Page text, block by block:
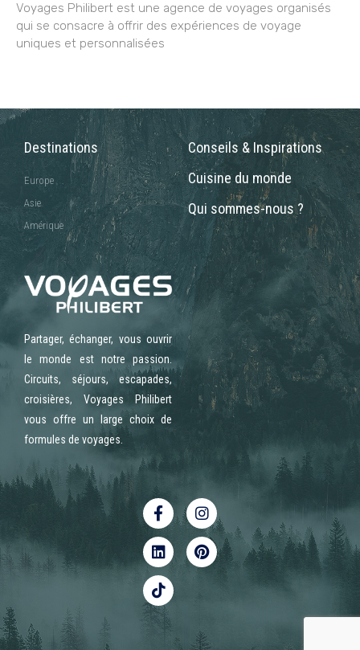
Voyages Philibert est une agence de voyages organisés
qui se consacre à offrir des expériences de voyage
uniques et personnalisées
Destinations
Europe
Asie
Amérique
Conseils & Inspirations
Cuisine du monde
Qui sommes-nous ?
Partager, échanger, vous ouvrir
le monde est notre passion.
Circuits, séjours, escapades,
croisières, Voyages Philibert
vous offre un large choix de
formules de voyages.